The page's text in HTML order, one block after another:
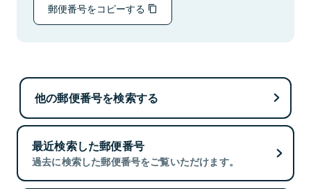
郵便番号をコピーする
他の郵便番号を検索する
最近検索した郵便番号
過去に検索した郵便番号をご覧いただけます。